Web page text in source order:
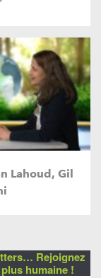
Lahoud, Gil
Rejoignez
humaine !